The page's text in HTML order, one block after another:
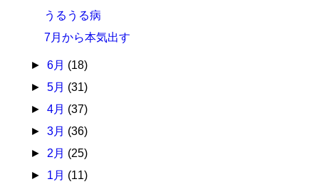
うるうる病
7月から本気出す
► 6月 (18)
► 5月 (31)
► 4月 (37)
► 3月 (36)
► 2月 (25)
► 1月 (11)